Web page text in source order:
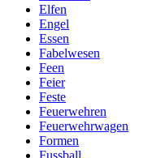
Elfen
Engel
Essen
Fabelwesen
Feen
Feier
Feste
Feuerwehren
Feuerwehrwagen
Formen
Fussball